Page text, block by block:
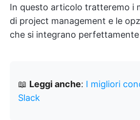
In questo articolo tratteremo i
di project management e le
che si integrano
📖 Leggi anche: I migliori
Slack